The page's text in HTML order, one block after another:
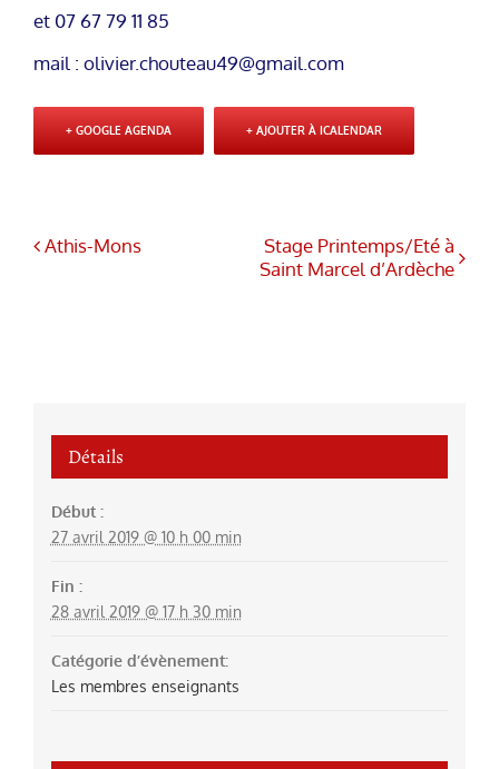
et 07 67 79 11 85
mail : olivier.chouteau49@gmail.com
+ GOOGLE AGENDA + AJOUTER À ICALENDAR
Athis-Mons
Stage Printemps/Eté à
Saint Marcel d’Ardèche
Détails
Début :
27 avril 2019 @ 10 h 00 min
Fin :
28 avril 2019 @ 17 h 30 min
Catégorie d’évènement:
Les membres enseignants